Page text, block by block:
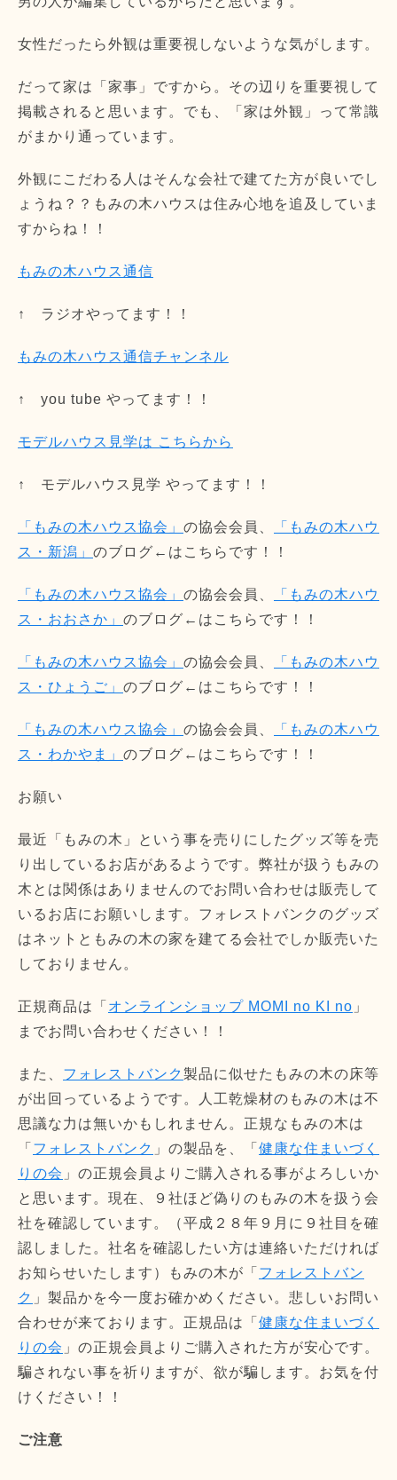
女性だったら外観は重要視しないような気がします。
だって家は「家事」ですから。その辺りを重要視して
掲載されると思います。でも、「家は外観」って常識
がまかり通っています。
外観にこだわる人はそんな会社で建てた方が良いでし
ょうね？？もみの木ハウスは住み心地を追及していま
すからね！！
もみの木ハウス通信
↑ ラジオやってます！！
もみの木ハウス通信チャンネル
↑ you tube やってます！！
モデルハウス見学は こちらから
↑ モデルハウス見学 やってます！！
「もみの木ハウス協会」 の協会会員、
「もみの木ハウ
ス・新潟」 のブログ←はこちらです！！
「もみの木ハウス協会」 の協会会員、
「もみの木ハウ
ス・おおさか」 のブログ←はこちらです！！
「もみの木ハウス協会」 の協会会員、
「もみの木ハウ
ス・ひょうご」 のブログ←はこちらです！！
「もみの木ハウス協会」 の協会会員、
「もみの木ハウ
ス・わかやま」 のブログ←はこちらです！！
お願い
最近「もみの木」という事を売りにしたグッズ等を売
り出しているお店があるようです。弊社が扱うもみの
木とは関係はありませんのでお問い合わせは販売して
いるお店にお願いします。フォレストバンクのグッズ
はネットともみの木の家を建てる会社でしか販売いた
しておりません。
正規商品は「 オンラインショップ MOMI no KI no 」
までお問い合わせください！！
また、 フォレストバンク製品に似せたもみの木の床等
が出回っているようです。人工乾燥材のもみの木は不
思議な力は無いかもしれません。正規なもみの木は
「 フォレストバンク 」の製品を、「 健康な住まいづく
りの会 」の正規会員よりご購入される事がよろしいか
と思います。現在、９社ほど偽りのもみの木を扱う会
社を確認しています。（平成２８年９月に９社目を確
認しました。社名を確認したい方は連絡いただければ
お知らせいたします）もみの木が「 フォレストバン
ク 」製品かを今一度お確かめください。悲しいお問い
合わせが来ております。正規品は「 健康な住まいづく
りの会 」の正規会員よりご購入された方が安心です。
騙されない事を祈りますが、欲が騙します。お気を付
けください！！
ご注意